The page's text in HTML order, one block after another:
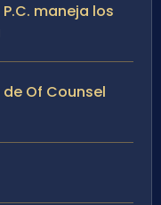
maneja los
de Of Counsel